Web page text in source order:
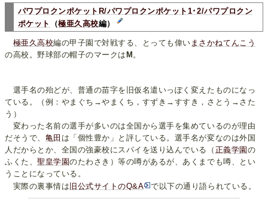
パワプロクンポケットR/パワプロクンポケット1･2/パワプロクン
ポケット
（極亜久高校編）
極亜久高校編の甲子園で対戦する、とっても偉い まさかねてんこう
の高校。野球部の帽子のマークは M 。
選手名の殆どが、普通の苗字を旧仮名遣いっぽく変えたものになっ
ている。（例：やまぐち→やまくち，すずき→すすき，さとう→さた
う）
変わった名前の選手が多いのは全国から選手を集めているのが理由
だそうで、 亀田 は「個性豊か」と評している。選手名が変なのは外国
人だからとか、全国の強豪校にスパイを送り込んでいる（ 正義学園の
ふくた、聖皇学園のたわさき）等の噂があるが、あくまでも噂、とい
うことになっている。
実際の裏事情は旧公式サイトのQ&A で以下の通り語られている。